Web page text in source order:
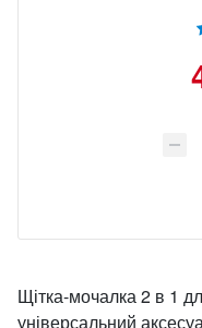
Щітка-мочалка 2 в 1
універсальний